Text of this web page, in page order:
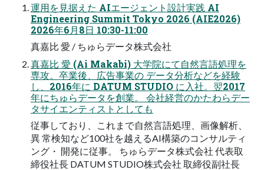
運用を見据えた AIエージェント設計実践 AI
Engineering Summit Tokyo 2026 (AIE2026)
2026年6月8日 10:30-11:00
真嘉比 愛 / ちゅらデータ株式会社
真嘉比 愛 (Ai Makabi) 大学院にて自然言語処理を
専攻。卒業後、広告事業の データ分析などを経験
し、2016年に DATUM STUDIO に入社。翌2017
年にちゅらデータを創業。 会社経営のかたわらデー
タサイエンティストとしても
従事しており、これまで自然言語処理、画像解析、
異 常検知など100社を越えるAI構築のコンサルティ
ング・ 開発に従事。 ちゅらデータ株式会社 代表取
締役社長 DATUM STUDIO株式会社 取締役副社長